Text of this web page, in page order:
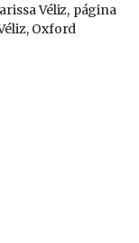
Véliz, página
Oxford